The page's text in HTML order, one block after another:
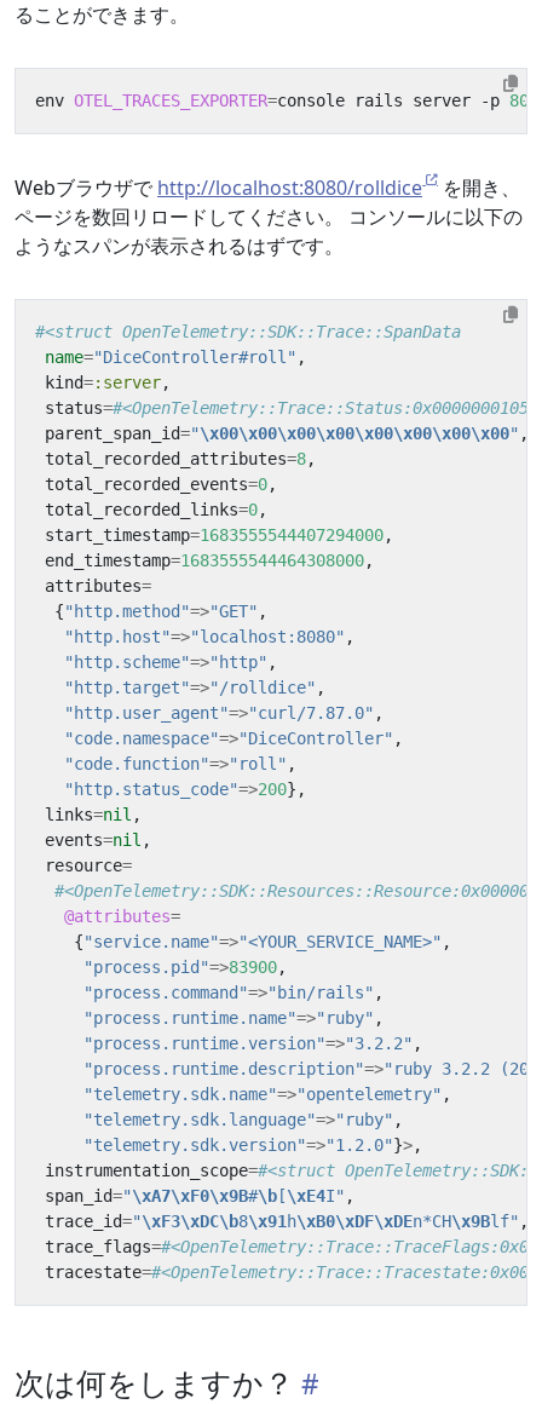
ることができます。
env OTEL_TRACES_EXPORTER=console rails server -p
Webブラウザで http://localhost:8080/rolldice
を開き、
ページを数回リロードしてください。 コンソールに以下の
ようなスパンが表示されるはずです。
#<struct OpenTelemetry::SDK::Trace::SpanData
name="DiceController#roll" ,
kind=:server,
status=
parent_span_id="\x00\x00\x00\x00\x00\x00\x00\x00" ,
total_recorded_attributes=8,
total_recorded_events=0,
total_recorded_links=0,
start_timestamp=1683555544407294000,
end_timestamp=1683555544464308000,
attributes=
{"http.method"=>"GET" ,
"http.host"=>"localhost:8080" ,
"http.scheme"=>"http" ,
"http.target"=>"/rolldice" ,
"http.user_agent"=>"curl/7.87.0" ,
"code.namespace"=>"DiceController" ,
"code.function"=>"roll" ,
"http.status_code"=>200},
links=nil ,
events=nil ,
resource=
@attributes=
{"service.name"=>"<YOUR_SERVICE_NAME>" ,
"process.pid"=>83900,
"process.command"=>"bin/rails" ,
"process.runtime.name"=>"ruby" ,
"process.runtime.version"=>"3.2.2" ,
"process.runtime.description"=>"ruby 3.2.2
"telemetry.sdk.name"=>"opentelemetry" ,
"telemetry.sdk.language"=>"ruby" ,
"telemetry.sdk.version"=>"1.2.0"}>,
instrumentation_scope=#<struct
span_id="\xA7\xF0\x9B#\b [\xE4I" ,
trace_id="\xF3\xDC\b8\x91 h\xB0\xDF\xDEn*CH\x9Blf" ,
trace_flags=
tracestate=
次は何をしますか？